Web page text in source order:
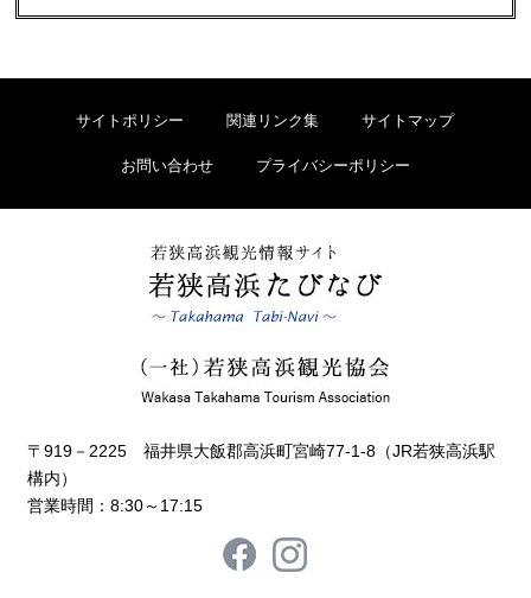
サイトポリシー 関連リンク集 サイトマップ
お問い合わせ プライバシーポリシー
〒919－2225 福井県大飯郡高浜町宮崎77-1-8（JR若狭高浜駅
構内）
営業時間：8:30～17:15